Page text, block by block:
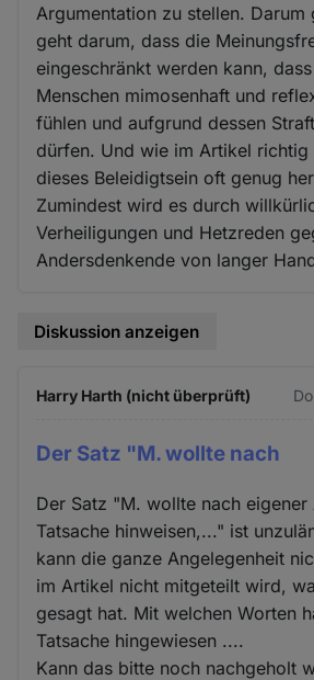
Argumentation zu stellen. Darum
geht darum, dass die
eingeschränkt werden kann,
Menschen mimosenhaft und
fühlen und aufgrund dessen
dürfen. Und wie im Artikel
dieses Beleidigtsein oft genug
Zumindest wird es durch
Verheiligungen und Hetzreden
Andersdenkende von langer
Diskussion anzeigen
Harry Harth (nicht überprüft)
Der Satz "M. wollte nach
Der Satz "M. wollte nach eigener
Tatsache hinweisen,..." ist
kann die ganze Angelegenheit
im Artikel nicht mitgeteilt wird,
gesagt hat. Mit welchen Worten
Tatsache hingewiesen ....
Kann das bitte noch nachgeholt